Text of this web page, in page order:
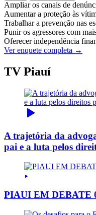
Ampliar os canais de
Aumentar a proteção às
Trabalhar a prevenção nas
Punir os agressores com
Oferecer independência
Ver enquete completa →
TV Piauí
A trajetória da
pai e a luta pelos
PIAUI EM DEBATE